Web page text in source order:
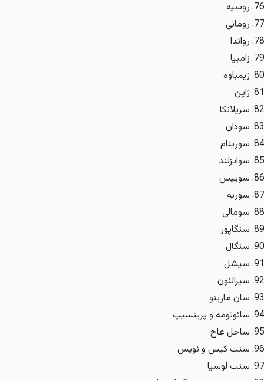
روسیه
رومانی
رواندا
زامبیا
زیمباوه
ژاپن
سریلانکا
سودان
سورینام
سوایزلند
سوییس
سوریه
سومالی
سنگاپور
سنگال
سیشل
سیرالئون
سان مارینو
سائوتومه و پرینسیپ
ساحل عاج
سنت کیس و نویس
سنت لوسیا